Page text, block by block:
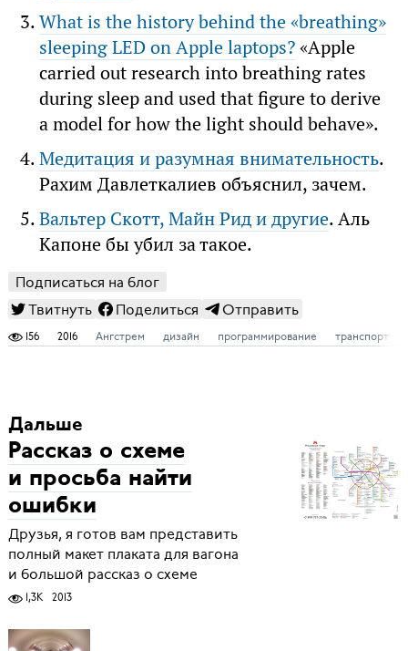
What is the history behind the «breathing»
sleeping LED on Apple laptops?«Apple
carried out research into breathing rates
during sleep and used that figure to derive
a model for how the light should behave».
Медитация и разумная внимательность.
Рахим Давлеткалиев объяснил, зачем.
Вальтер Скотт, Майн Рид и другие. Аль
Капоне бы убил за такое.
Подписаться на блог
Твитнуть
Поделиться Отправить
156 2016 Ангстрем дизайн программирование транспорт
Дальше
Рассказ о схеме
и просьба найти
ошибки
Друзья, я готов вам представить
полный макет плаката для вагона
и большой рассказ о схеме
1,3K 2013